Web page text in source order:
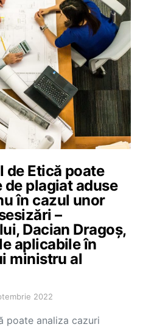
de Etică poate
plagiat aduse
în cazul unor
–
Dacian Dragoș,
aplicabile în
ministru al
2022
poate analiza cazuri